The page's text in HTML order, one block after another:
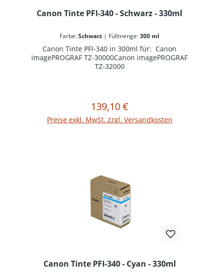
Canon Tinte PFI-340 - Schwarz - 330ml
Farbe:Schwarz | Füllmenge:300 ml
Canon Tinte PFI-340 in 300ml für: Canon
imagePROGRAF TZ-30000Canon imagePROGRAF
TZ-32000
Regulärer Preis:
139,10 €
Preise exkl. MwSt. zzgl. Versandkosten
In den Warenkorb
Canon Tinte PFI-340 - Cyan - 330ml